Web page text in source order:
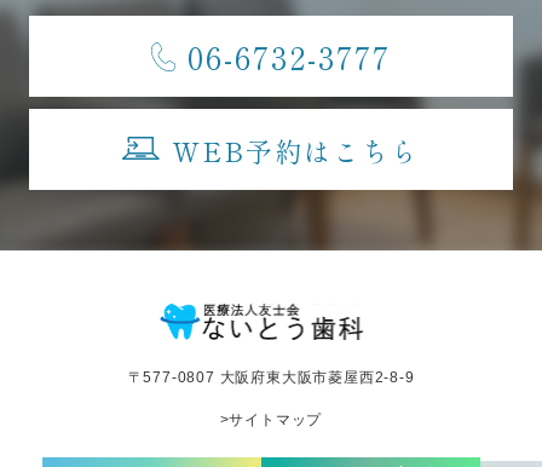
06-6732-3777
WEB予約はこちら
〒577-0807 大阪府東大阪市菱屋西2-8-9
>サイトマップ